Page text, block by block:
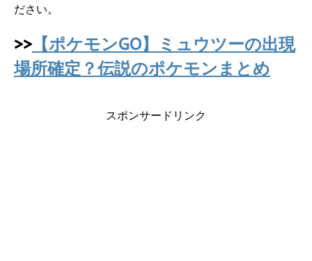
ださい。
>> 【ポケモンGO】ミュウツーの出現
場所確定？伝説のポケモンまとめ
スポンサードリンク